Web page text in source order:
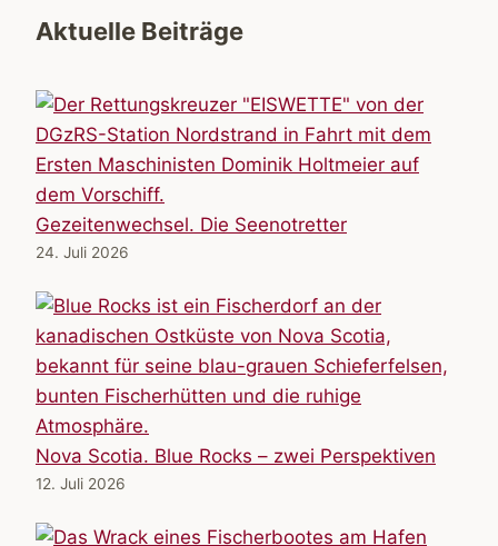
Aktuelle Beiträge
Gezeitenwechsel. Die Seenotretter
24. Juli 2026
Nova Scotia. Blue Rocks – zwei Perspektiven
12. Juli 2026